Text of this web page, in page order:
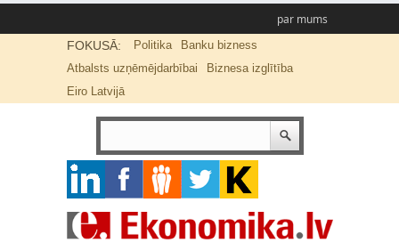
par mums
FOKUSĀ: Politika
Banku bizness
Atbalsts uzņēmējdarbībai
Biznesa izglītība
Eiro Latvijā